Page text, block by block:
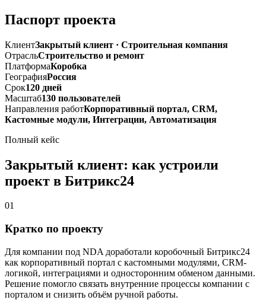
Паспорт проекта
КлиентЗакрытый клиент · Строительная компания
ОтрасльСтроительство и ремонт
ПлатформаКоробка
ГеографияРоссия
Срок120 дней
Масштаб130 пользователей
Направления работКорпоративный портал, CRM,
Кастомные модули, Интеграции, Автоматизация
Полный кейс
Закрытый клиент: как устроили
проект в Битрикс24
01
Кратко по проекту
Для компании под NDA доработали коробочный Битрикс24
как корпоративный портал с кастомными модулями, CRM-
логикой, интеграциями и односторонним обменом данными.
Решение помогло связать внутренние процессы компании с
порталом и снизить объём ручной работы.